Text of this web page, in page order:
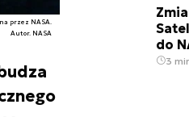
przez NASA.
Autor. NASA
do
3